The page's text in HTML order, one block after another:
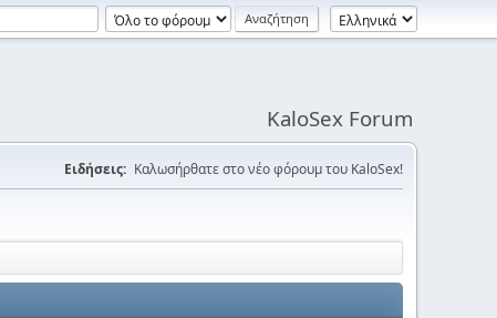
KaloSex Forum
Ειδήσεις: Καλωσήρθατε στο νέο φόρουμ του KaloSex!